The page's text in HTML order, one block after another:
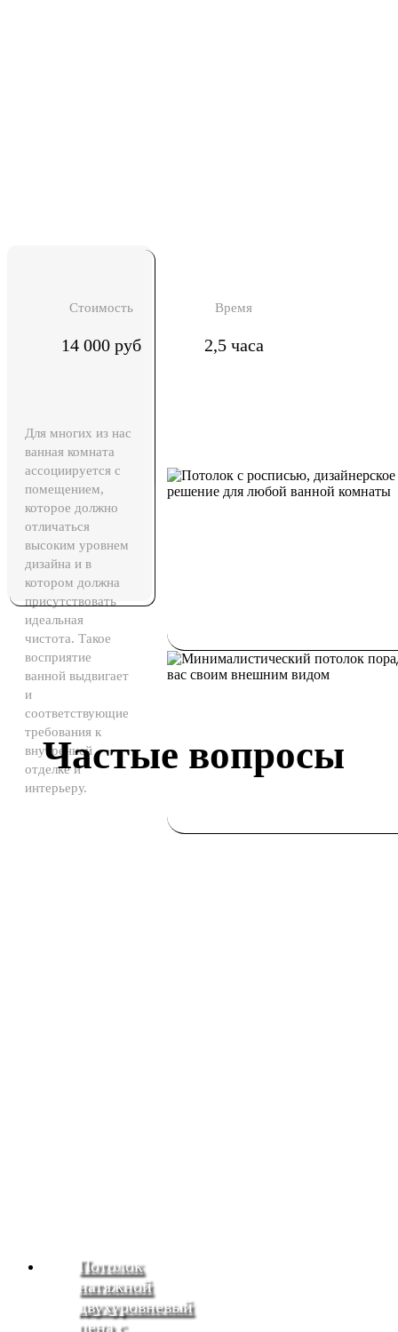
Стоимость Время
14 000 руб 2,5 часа
Для многих из нас
ванная комната
ассоциируется с
помещением,
которое должно
отличаться
высоким уровнем
дизайна и в
котором должна
присутствовать
идеальная
чистота. Такое
восприятие
ванной выдвигает
и
соответствующие
требования к
внутренней
отделке и
интерьеру.
Частые вопросы
Потолок
натяжной
двухуровневый
цена с